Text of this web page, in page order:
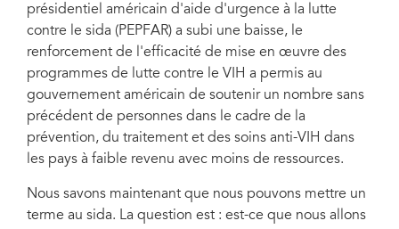
présidentiel américain d'aide d'urgence à la lutte
contre le sida (PEPFAR) a subi une baisse, le
renforcement de l'efficacité de mise en œuvre des
programmes de lutte contre le VIH a permis au
gouvernement américain de soutenir un nombre sans
précédent de personnes dans le cadre de la
prévention, du traitement et des soins anti-VIH dans
les pays à faible revenu avec moins de ressources.
Nous savons maintenant que nous pouvons mettre un
terme au sida. La question est : est-ce que nous allons